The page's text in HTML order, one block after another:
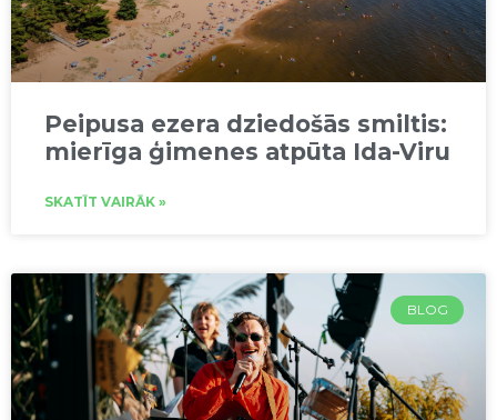
Peipusa ezera dziedošās smiltis:
mierīga ģimenes atpūta Ida-Viru
SKATĪT VAIRĀK »
BLOG